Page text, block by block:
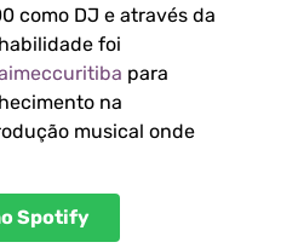
como DJ e através da
foi
para
na
musical onde
Spotify